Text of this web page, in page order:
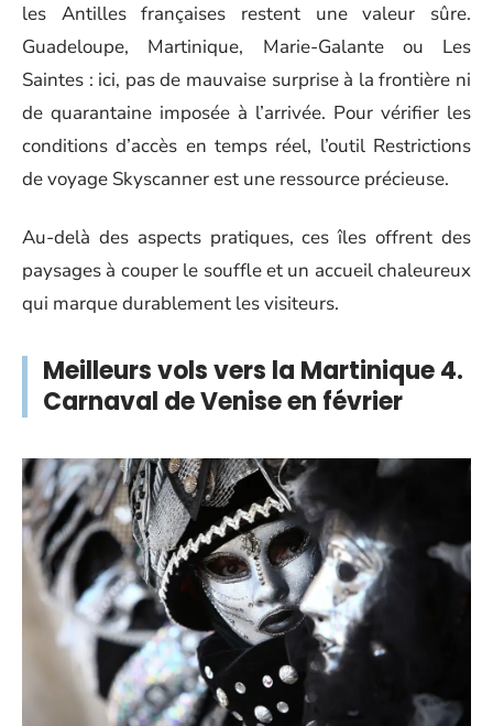
les Antilles françaises restent une valeur sûre.
Guadeloupe, Martinique, Marie-Galante ou Les
Saintes : ici, pas de mauvaise surprise à la frontière ni
de quarantaine imposée à l’arrivée. Pour vérifier les
conditions d’accès en temps réel, l’outil Restrictions
de voyage Skyscanner est une ressource précieuse.
Au-delà des aspects pratiques, ces îles offrent des
paysages à couper le souffle et un accueil chaleureux
qui marque durablement les visiteurs.
Meilleurs vols vers la Martinique 4.
Carnaval de Venise en février